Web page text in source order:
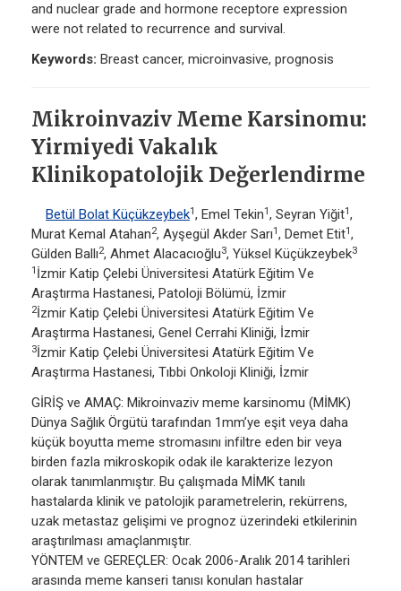
and nuclear grade and hormone receptore expression
were not related to recurrence and survival.
Keywords: Breast cancer, microinvasive, prognosis
Mikroinvaziv Meme Karsinomu:
Yirmiyedi Vakalık
Klinikopatolojik Değerlendirme
Betül Bolat Küçükzeybek1, Emel Tekin1, Seyran Yiğit1,
Murat Kemal Atahan2, Ayşegül Akder Sarı1, Demet Etit1,
Gülden Ballı2, Ahmet Alacacıoğlu3, Yüksel Küçükzeybek3
1 İzmir Katip Çelebi Üniversitesi Atatürk Eğitim Ve
Araştırma Hastanesi, Patoloji Bölümü, İzmir
2İzmir Katip Çelebi Üniversitesi Atatürk Eğitim Ve
Araştırma Hastanesi, Genel Cerrahi Kliniği, İzmir
3İzmir Katip Çelebi Üniversitesi Atatürk Eğitim Ve
Araştırma Hastanesi, Tıbbi Onkoloji Kliniği, İzmir
GİRİŞ ve AMAÇ: Mikroinvaziv meme karsinomu (MİMK)
Dünya Sağlık Örgütü tarafından 1mm’ye eşit veya daha
küçük boyutta meme stromasını infiltre eden bir veya
birden fazla mikroskopik odak ile karakterize lezyon
olarak tanımlanmıştır. Bu çalışmada MİMK tanılı
hastalarda klinik ve patolojik parametrelerin, rekürrens,
uzak metastaz gelişimi ve prognoz üzerindeki etkilerinin
araştırılması amaçlanmıştır.
YÖNTEM ve GEREÇLER: Ocak 2006-Aralık 2014 tarihleri
arasında meme kanseri tanısı konulan hastalar